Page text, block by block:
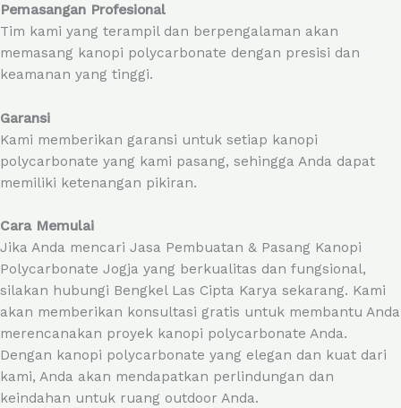
Pemasangan Profesional
Tim kami yang terampil dan berpengalaman akan
memasang kanopi polycarbonate dengan presisi dan
keamanan yang tinggi.
Garansi
Kami memberikan garansi untuk setiap kanopi
polycarbonate yang kami pasang, sehingga Anda dapat
memiliki ketenangan pikiran.
Cara Memulai
Jika Anda mencari Jasa Pembuatan & Pasang Kanopi
Polycarbonate Jogja yang berkualitas dan fungsional,
silakan hubungi Bengkel Las Cipta Karya sekarang. Kami
akan memberikan konsultasi gratis untuk membantu Anda
merencanakan proyek kanopi polycarbonate Anda.
Dengan kanopi polycarbonate yang elegan dan kuat dari
kami, Anda akan mendapatkan perlindungan dan
keindahan untuk ruang outdoor Anda.